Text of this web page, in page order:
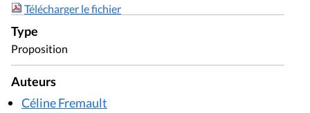
Télécharger le fichier
Type
Proposition
Auteurs
Céline Fremault